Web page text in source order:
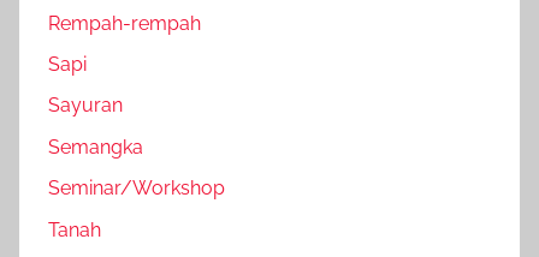
Rempah-rempah
Sapi
Sayuran
Semangka
Seminar/Workshop
Tanah